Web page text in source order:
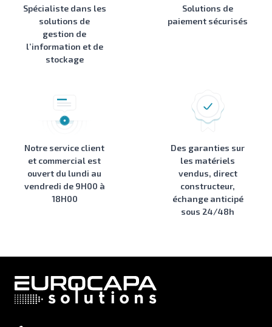
Spécialiste dans les
solutions de
gestion de
l’information et de
stockage
Solutions de
paiement sécurisés
Notre service client
et commercial est
ouvert du lundi au
vendredi de 9H00 à
18H00
Des garanties sur
les matériels
vendus, direct
constructeur,
échange anticipé
sous 24/48h